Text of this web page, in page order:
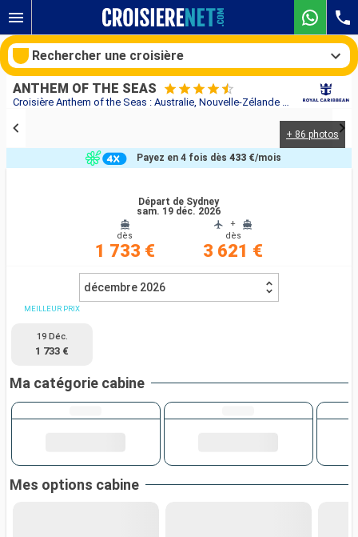
Croisière Anthem of the Seas : Australie, Nouvelle-Zélande au départ de Sydney
ANTHEM OF THE SEAS
+ 86 photos
Départ de Sydney
sam. 19 déc. 2026
dès
1 733 €
+
dès
3 621 €
Payez en 4 fois dès 433 €/mois
décembre 2026
MEILLEUR PRIX
19 Déc.
1 733 €
Ma catégorie cabine
Mes options cabine
Rechercher une croisière
Compagnies
Rechercher